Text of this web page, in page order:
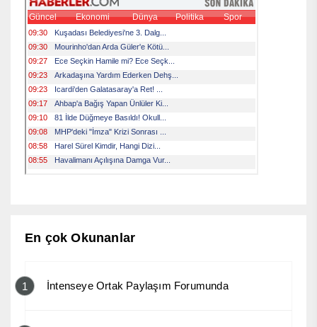
En çok Okunanlar
1 İntenseye Ortak Paylaşım Forumunda